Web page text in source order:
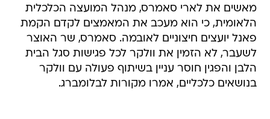
מאשים את לארי סאמרס, מנהל המועצה הכלכלית
הלאומית, כי הוא מעכב את המאמצים לקדם הקמת
פאנל יועצים חיצוניים לאובמה. סאמרס, שר האוצר
לשעבר, לא הזמין את וולקר לכל פגישות סגל הבית
הלבן והפגין חוסר עניין בשיתוף פעולה עם וולקר
בנושאים כלכליים, אמרו מקורות לבלומברג.